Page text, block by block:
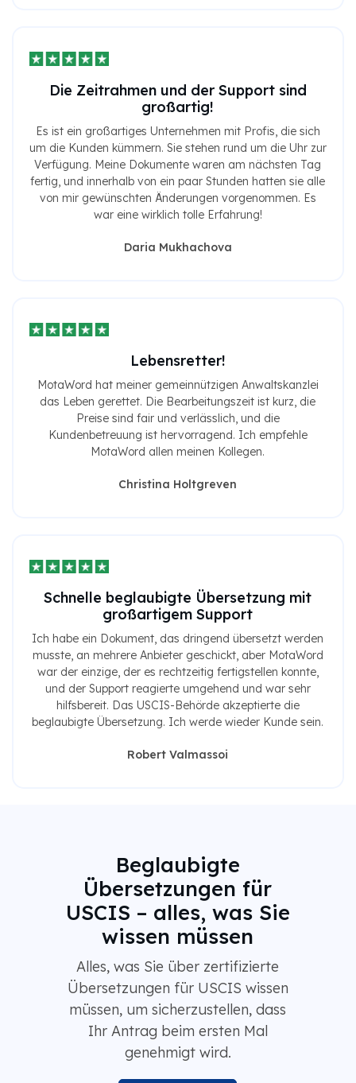
Die Zeitrahmen und der Support sind
großartig!
Es ist ein großartiges Unternehmen mit Profis, die sich
um die Kunden kümmern. Sie stehen rund um die Uhr zur
Verfügung. Meine Dokumente waren am nächsten Tag
fertig, und innerhalb von ein paar Stunden hatten sie alle
von mir gewünschten Änderungen vorgenommen. Es
war eine wirklich tolle Erfahrung!
Daria Mukhachova
Lebensretter!
MotaWord hat meiner gemeinnützigen Anwaltskanzlei
das Leben gerettet. Die Bearbeitungszeit ist kurz, die
Preise sind fair und verlässlich, und die
Kundenbetreuung ist hervorragend. Ich empfehle
MotaWord allen meinen Kollegen.
Christina Holtgreven
Schnelle beglaubigte Übersetzung mit
großartigem Support
Ich habe ein Dokument, das dringend übersetzt werden
musste, an mehrere Anbieter geschickt, aber MotaWord
war der einzige, der es rechtzeitig fertigstellen konnte,
und der Support reagierte umgehend und war sehr
hilfsbereit. Das USCIS-Behörde akzeptierte die
beglaubigte Übersetzung. Ich werde wieder Kunde sein.
Robert Valmassoi
Beglaubigte
Übersetzungen für
USCIS – alles, was Sie
wissen müssen
Alles, was Sie über zertifizierte
Übersetzungen für USCIS wissen
müssen, um sicherzustellen, dass
Ihr Antrag beim ersten Mal
genehmigt wird.